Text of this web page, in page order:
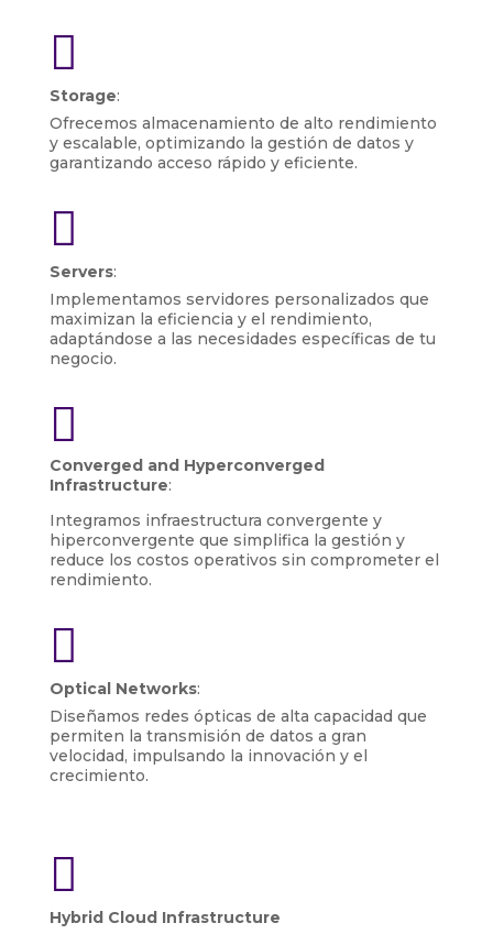

Storage:
Ofrecemos almacenamiento de alto rendimiento
y escalable, optimizando la gestión de datos y
garantizando acceso rápido y eficiente.

Servers:
Implementamos servidores personalizados que
maximizan la eficiencia y el rendimiento,
adaptándose a las necesidades específicas de tu
negocio.

Converged and Hyperconverged
Infrastructure:
Integramos infraestructura convergente y
hiperconvergente que simplifica la gestión y
reduce los costos operativos sin comprometer el
rendimiento.

Optical Networks:
Diseñamos redes ópticas de alta capacidad que
permiten la transmisión de datos a gran
velocidad, impulsando la innovación y el
crecimiento.

Hybrid Cloud Infrastructure